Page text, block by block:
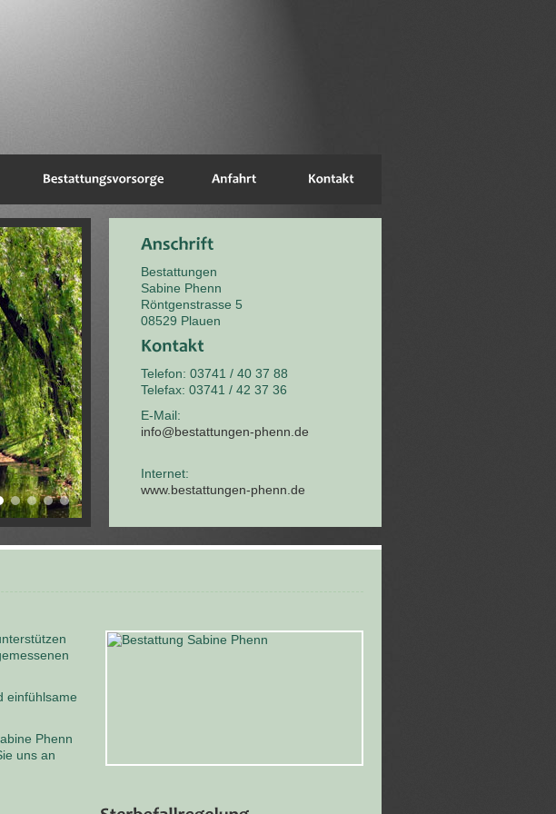
Bestattungen
Sabine Phenn
Röntgenstrasse 5
08529 Plauen
Telefon: 03741 / 40 37 88
Telefax: 03741 / 42 37 36
E-Mail:
info@bestattungen-phenn.de
Internet:
www.bestattungen-phenn.de
einfühlsame
Phenn
uns an